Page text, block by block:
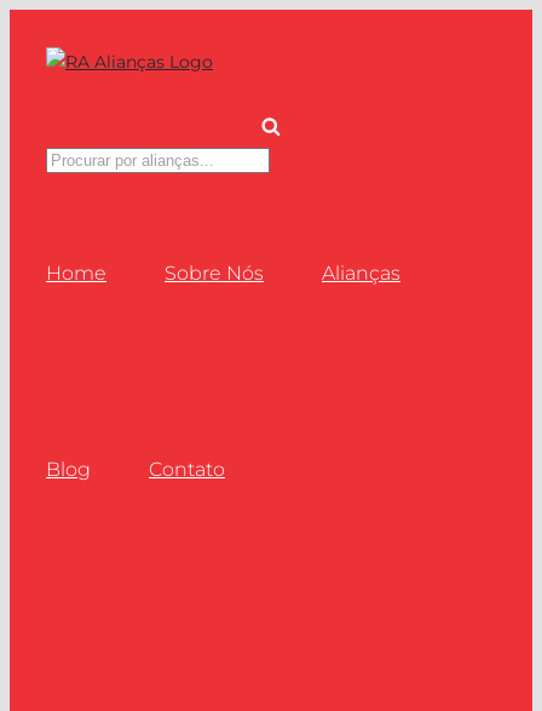
Pesquisar
Home Sobre Nós Alianças
Blog Contato